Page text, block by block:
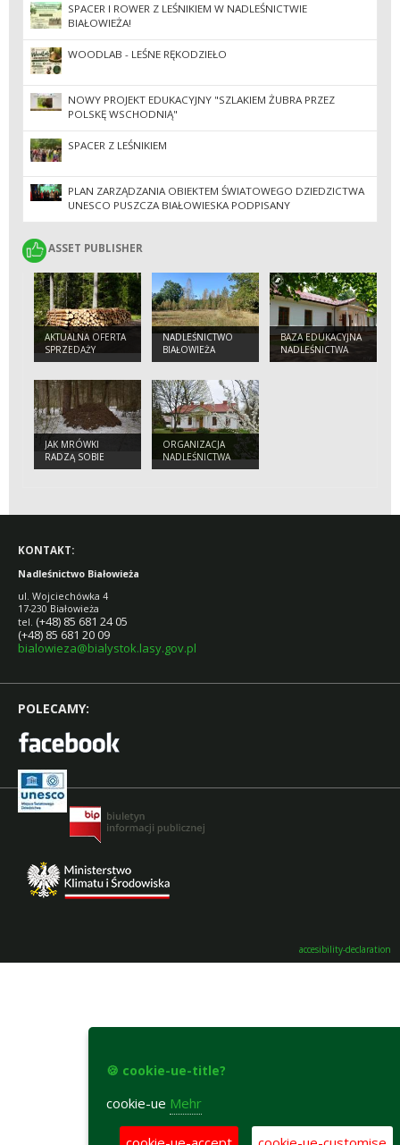
SPACER I ROWER Z LEŚNIKIEM W NADLEŚNICTWIE
BIAŁOWIEŻA!
WOODLAB - LEŚNE RĘKODZIEŁO
NOWY PROJEKT EDUKACYJNY "SZLAKIEM ŻUBRA PRZEZ
POLSKĘ WSCHODNIĄ"
SPACER Z LEŚNIKIEM
PLAN ZARZĄDZANIA OBIEKTEM ŚWIATOWEGO DZIEDZICTWA
UNESCO PUSZCZA BIAŁOWIESKA PODPISANY
ASSET PUBLISHER
ASSET PUBLISHER
AKTUALNA OFERTA
SPRZEDAŻY
DREWNA
NADLEŚNICTWO
BIAŁOWIEŻA
BAZA EDUKACYJNA
NADLEŚNICTWA
JAK MRÓWKI
RADZĄ SOBIE
ZIMĄ? CZY ŚPIĄ?
ORGANIZACJA
NADLEŚNICTWA
BIAŁOWIEŻA
KONTAKT:
Nadleśnictwo Białowieża
ul. Wojciechówka 4
17-230 Białowieża
tel. (+48) 85 681 24 05
(+48) 85 681 20 09
bialowieza@bialystok.lasy.gov.pl
POLECAMY:
accesibility-declaration
🍪 cookie-ue-title?
cookie-ue Mehr